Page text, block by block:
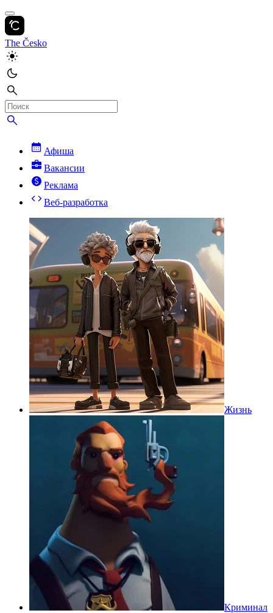
The Česko
Афиша
Вакансии
Реклама
Веб-разработка
Жизнь
Криминал